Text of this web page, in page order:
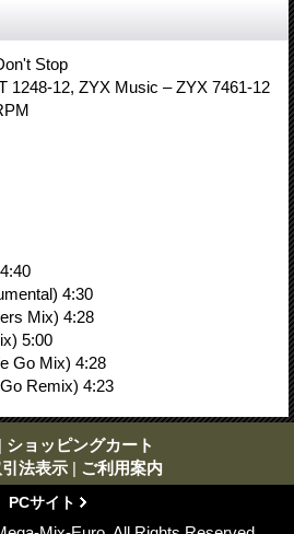
Stop
1248-12, ZYX Music ‎– ZYX 7461-12
4:30
Mix) 4:28
5:00
Go Mix) 4:28
Remix) 4:23
| ショッピングカート
法表示 | ご利用案内
PCサイト